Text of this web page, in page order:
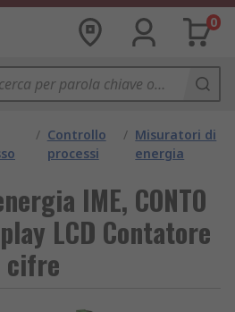
0
/ Controllo
processi
/ Misuratori di
energia
IME, CONTO
LCD Contatore
cifre